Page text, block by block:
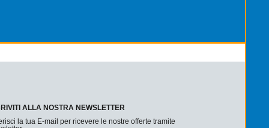
ALLA NOSTRA NEWSLETTER
la tua E-mail per ricevere le nostre offerte tramite